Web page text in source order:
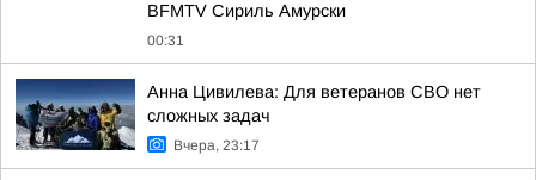
BFMTV Сириль Амурски
00:31
Анна Цивилева: Для ветеранов СВО нет
сложных задач
Вчера, 23:17